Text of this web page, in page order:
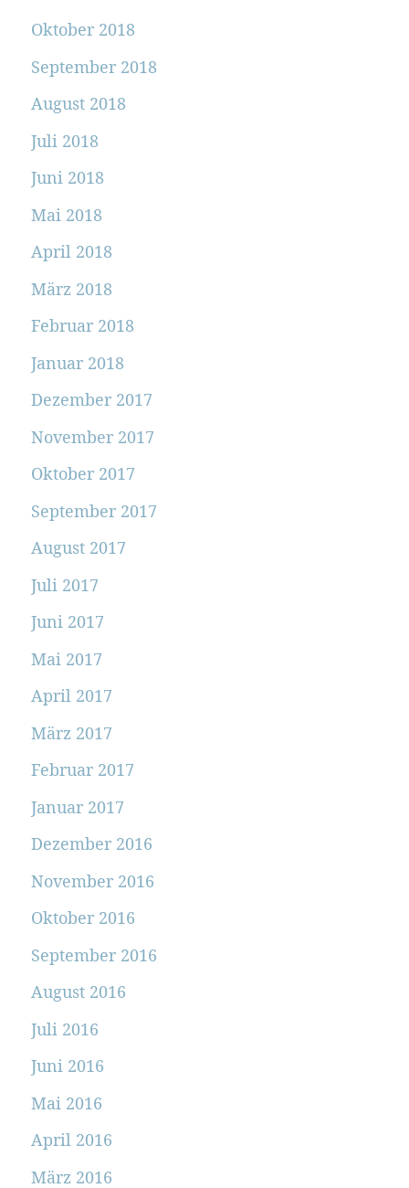
Oktober 2018
September 2018
August 2018
Juli 2018
Juni 2018
Mai 2018
April 2018
März 2018
Februar 2018
Januar 2018
Dezember 2017
November 2017
Oktober 2017
September 2017
August 2017
Juli 2017
Juni 2017
Mai 2017
April 2017
März 2017
Februar 2017
Januar 2017
Dezember 2016
November 2016
Oktober 2016
September 2016
August 2016
Juli 2016
Juni 2016
Mai 2016
April 2016
März 2016